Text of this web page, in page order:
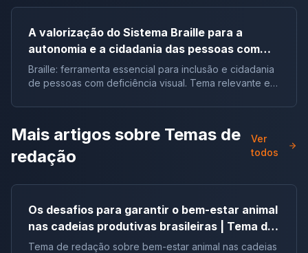
A valorização do Sistema Braille para a
autonomia e a cidadania das pessoas com
deficiência visual no Brasil |Tema de redação
Braille: ferramenta essencial para inclusão e cidadania
de pessoas com deficiência visual. Tema relevante em
Mais artigos sobre Temas de
redação
Ver
todos
Os desafios para garantir o bem-estar animal
nas cadeias produtivas brasileiras | Tema de
redação
Tema de redação sobre bem-estar animal nas cadeias